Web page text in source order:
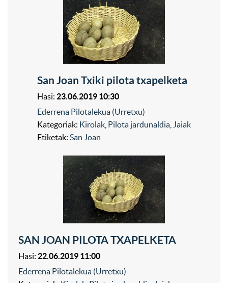
San Joan Txiki pilota txapelketa
Hasi: 23.06.2019 10:30
Ederrena Pilotalekua (Urretxu)
Kategoriak: Kirolak Pilota jardunaldia Jaiak
Etiketak: San Joan
SAN JOAN PILOTA TXAPELKETA
Hasi: 22.06.2019 11:00
Ederrena Pilotalekua (Urretxu)